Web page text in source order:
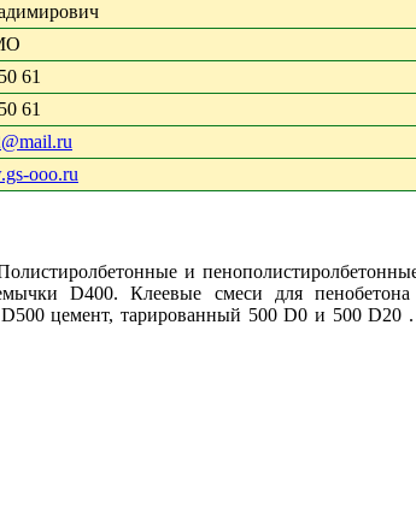
61
61
ooo.ru
и
D400. Клеевые смеси для
цемент, тарированный 500 D0 и 500